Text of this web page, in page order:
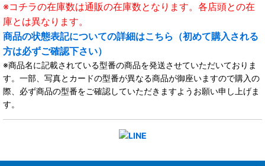
※コチラの在庫数は通販の在庫数となります。各店頭との在
庫とは異なります。
商品の状態表記についての詳細はこちら（初めて購入される
方は必ずご確認下さい）
※商品名に記載されている型番の商品を発送させていただいておりま
す。一部、写真とカードの型番が異なる商品が御座いますので購入の
際、必ず商品の型番をご確認していただきますようお願い申し上げま
す。